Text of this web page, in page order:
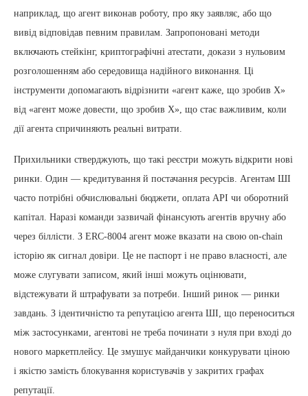
наприклад, що агент виконав роботу, про яку заявляє, або що
вивід відповідав певним правилам. Запропоновані методи
включають стейкінг, криптографічні атестати, докази з нульовим
розголошенням або середовища надійного виконання. Ці
інструменти допомагають відрізнити «агент каже, що зробив Х»
від «агент може довести, що зробив Х», що стає важливим, коли
дії агента спричиняють реальні витрати.
Прихильники стверджують, що такі реєстри можуть відкрити нові
ринки. Один — кредитування й постачання ресурсів. Агентам ШІ
часто потрібні обчислювальні бюджети, оплата API чи оборотний
капітал. Наразі команди зазвичай фінансують агентів вручну або
через біллісти. З ERC-8004 агент може вказати на свою on-chain
історію як сигнал довіри. Це не паспорт і не право власності, але
може слугувати записом, який інші можуть оцінювати,
відстежувати й штрафувати за потреби. Інший ринок — ринки
завдань. З ідентичністю та репутацією агента ШІ, що переноситься
між застосунками, агентові не треба починати з нуля при вході до
нового маркетплейсу. Це змушує майданчики конкурувати ціною
і якістю замість блокування користувачів у закритих графах
репутації.